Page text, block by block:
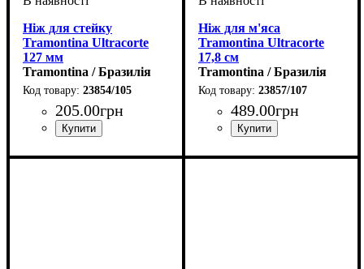
Ніж для стейку
Tramontina Ultracorte
127 мм
Tramontina / Бразилія
23854/105
205.00грн
Ніж для м'яса
Tramontina Ultracorte
17,8 см
Tramontina / Бразилія
23857/107
489.00грн